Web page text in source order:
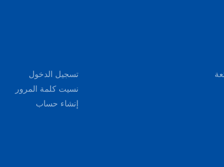
تسجيل الدخول
نسيت كلمة المرور
إنشاء حساب